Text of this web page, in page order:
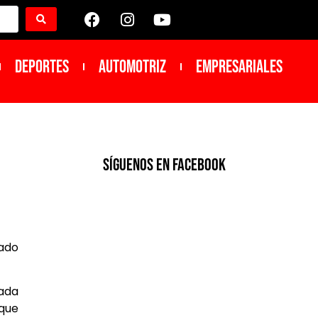
DEPORTES Automotriz Empresariales
SíGUENOS EN FACEBOOK